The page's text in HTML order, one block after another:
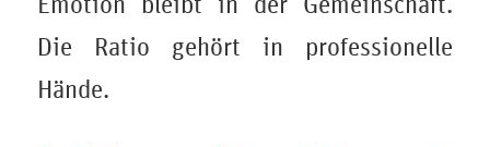
Die Ratio gehört in professionelle
Hände.